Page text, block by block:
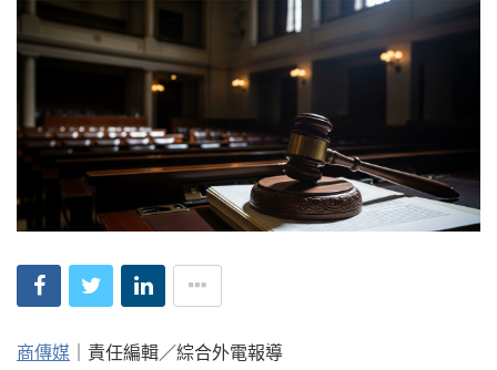
商傳媒 ｜責任編輯／綜合外電報導